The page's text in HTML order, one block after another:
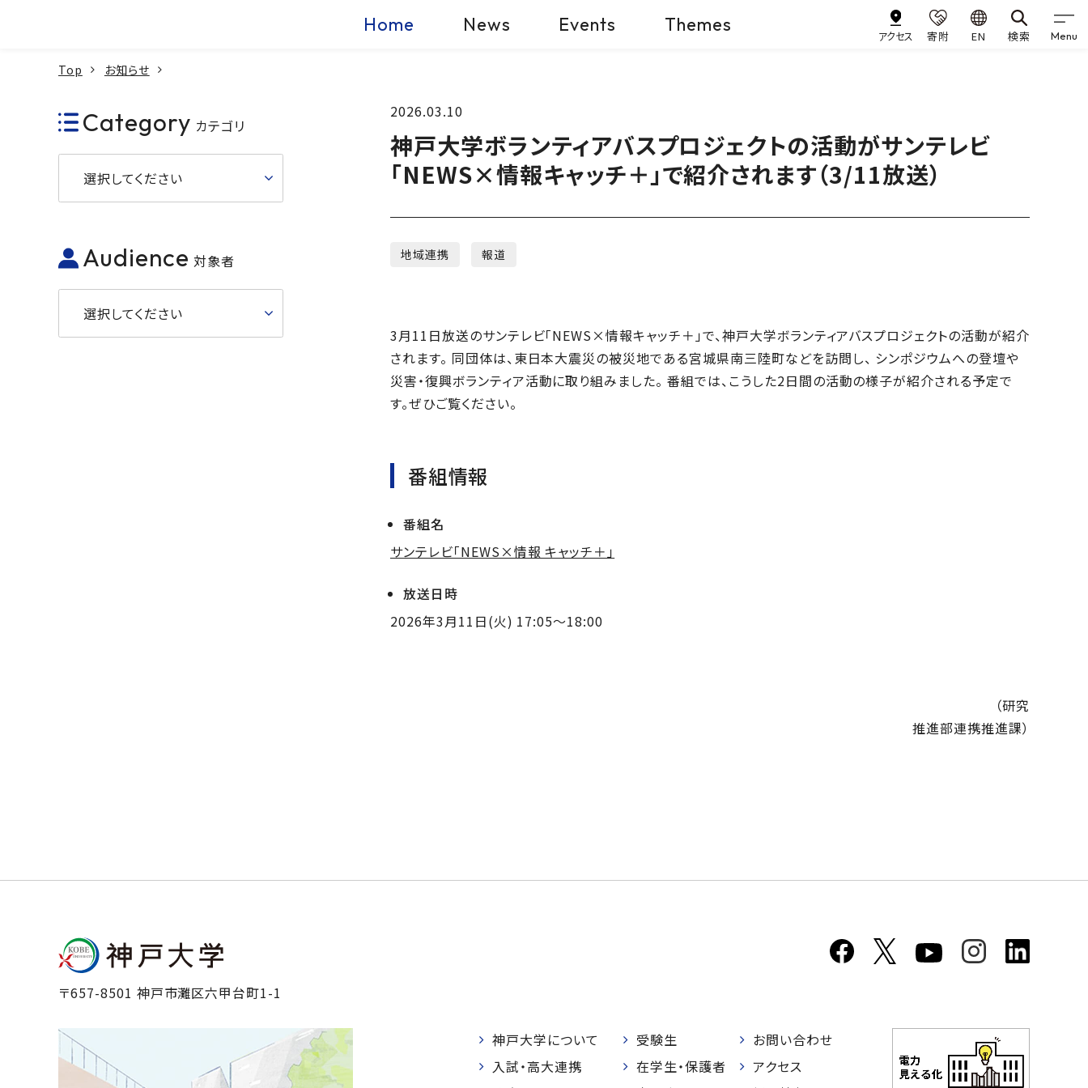
Home News Events Themes
アクセス 寄附 EN 検索 Menu
Top お知らせ
2026.03.10
神戸大学ボランティアバスプロジェクトの活動がサンテレビ
「NEWS×情報キャッチ＋」で紹介されます（3/11放送）
地域連携 報道
3月11日放送のサンテレビ「NEWS×情報キャッチ＋」で、神戸大学ボランティアバスプロジェクトの活動が紹介
されます。 同団体は、東日本大震災の被災地である宮城県南三陸町などを訪問し、 シンポジウムへの登壇や
災害・復興ボランティア活動に取り組みました。 番組では、こうした2日間の活動の様子が紹介される予定で
す。ぜひご覧ください。
番組情報
番組名
サンテレビ「NEWS×情報 キャッチ＋」
放送日時
2026年3月11日(火) 17:05～18:00
（研究
推進部連携推進課）
Category カテゴリ
選択してください
Audience 対象者
選択してください
〒657-8501 神戸市灘区六甲台町1-1
神戸大学について
入試・高大連携
受験生
在学生・保護者
お問い合わせ
アクセス